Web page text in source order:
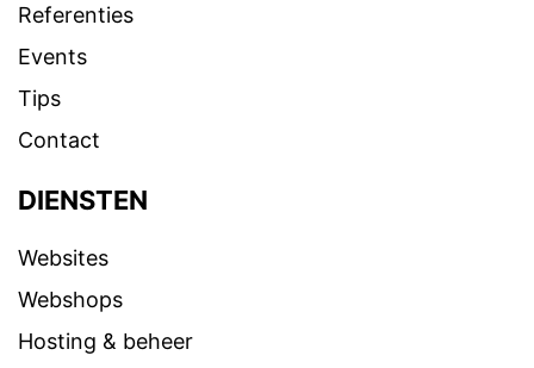
Referenties
Events
Tips
Contact
DIENSTEN
Websites
Webshops
Hosting & beheer